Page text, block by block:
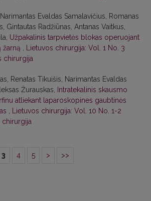
Evaldas Samalavičius, Romanas
Gintautas Radžiūnas, Antanas Vaitkus,
Užpakalinis tarpvietės blokas operuojant
žarną
Lietuvos chirurgija: Vol. 1 No. 3
chirurgija
Renatas Tikuišis, Narimantas Evaldas
Žurauskas,
Intratekalinis skausmo
atliekant laparoskopines gaubtinės
Lietuvos chirurgija: Vol. 10 No. 1-2
chirurgija
3 4 5 > >>